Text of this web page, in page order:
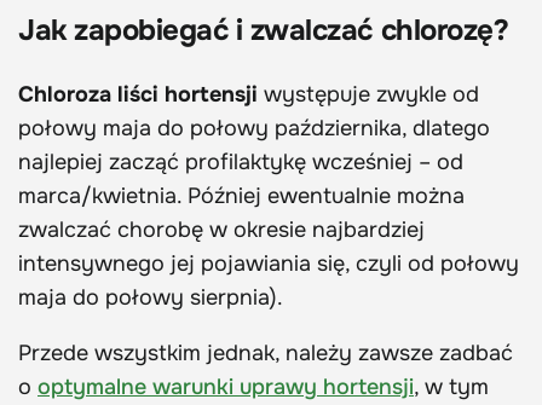
Jak zapobiegać i zwalczać chlorozę?
Chloroza liści hortensji występuje zwykle od
połowy maja do połowy października, dlatego
najlepiej zacząć profilaktykę wcześniej – od
marca/kwietnia. Później ewentualnie można
zwalczać chorobę w okresie najbardziej
intensywnego jej pojawiania się, czyli od połowy
maja do połowy sierpnia).
Przede wszystkim jednak, należy zawsze zadbać
o optymalne warunki uprawy hortensji, w tym